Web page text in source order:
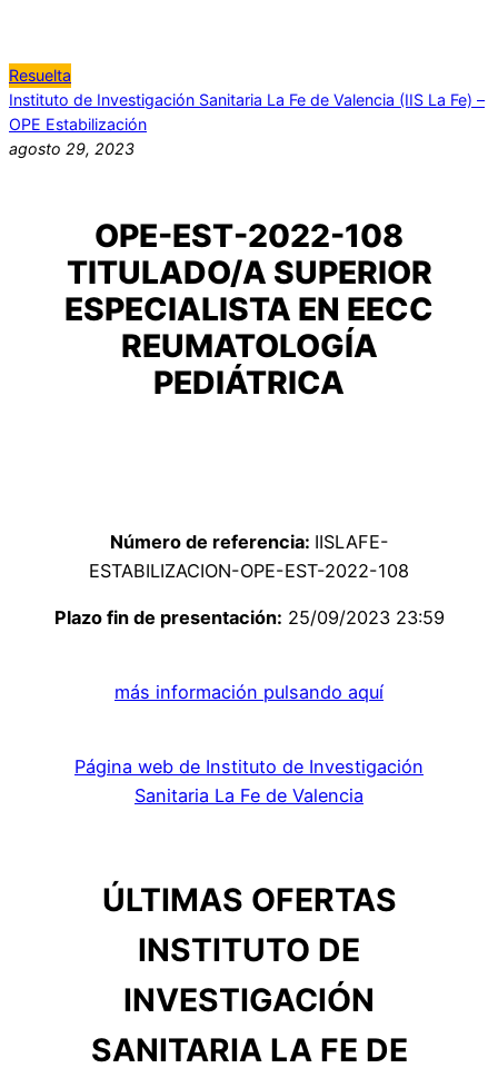
Resuelta
Instituto de Investigación Sanitaria La Fe de Valencia (IIS La Fe) –
OPE Estabilización
agosto 29, 2023
OPE-EST-2022-108
TITULADO/A SUPERIOR
ESPECIALISTA EN EECC
REUMATOLOGÍA
PEDIÁTRICA
Número de referencia: IISLAFE-
ESTABILIZACION-OPE-EST-2022-108
Plazo fin de presentación: 25/09/2023 23:59
más información pulsando aquí
Página web de Instituto de Investigación
Sanitaria La Fe de Valencia
ÚLTIMAS OFERTAS
INSTITUTO DE
INVESTIGACIÓN
SANITARIA LA FE DE